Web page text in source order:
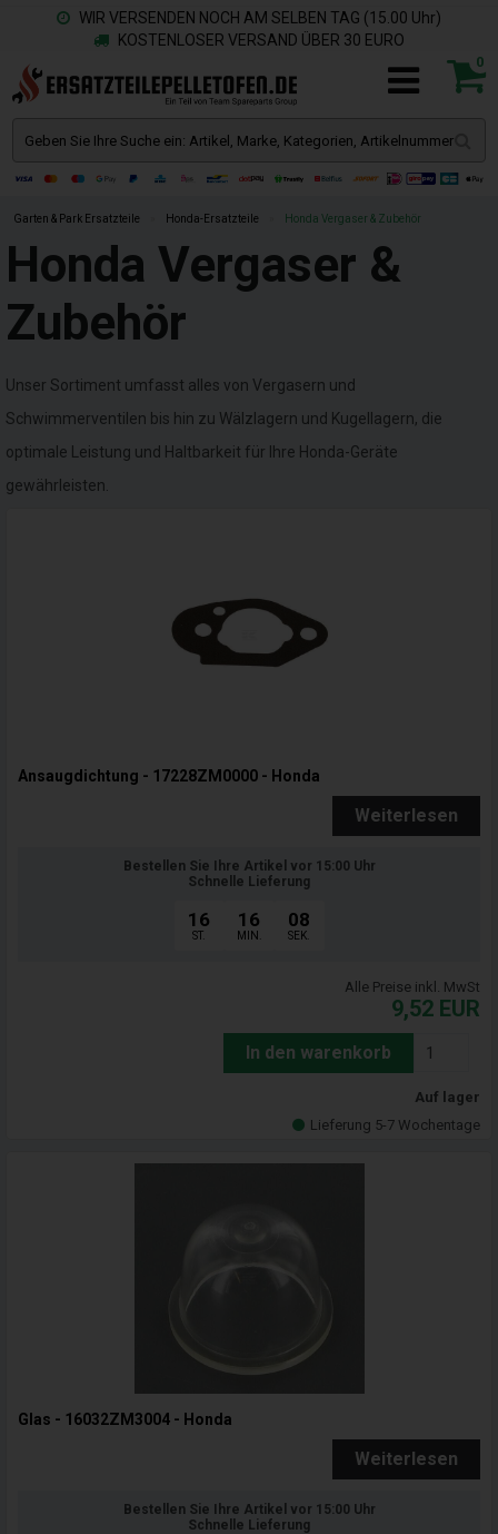
WIR VERSENDEN NOCH AM SELBEN TAG (15.00 Uhr)
KOSTENLOSER VERSAND ÜBER 30 EURO
0
Garten & Park Ersatzteile Honda-Ersatzteile Honda Vergaser & Zubehör
Honda Vergaser &
Zubehör
Unser Sortiment umfasst alles von Vergasern und
Schwimmerventilen bis hin zu Wälzlagern und Kugellagern, die
optimale Leistung und Haltbarkeit für Ihre Honda-Geräte
gewährleisten.
Ansaugdichtung - 17228ZM0000 - Honda
Weiterlesen
Bestellen Sie Ihre Artikel vor 15:00 Uhr
Schnelle Lieferung
16
ST.
16
MIN.
07
SEK.
Alle Preise inkl. MwSt
9,52 EUR
In den warenkorb
Auf lager
Lieferung 5-7 Wochentage
Glas - 16032ZM3004 - Honda
Weiterlesen
Bestellen Sie Ihre Artikel vor 15:00 Uhr
Schnelle Lieferung